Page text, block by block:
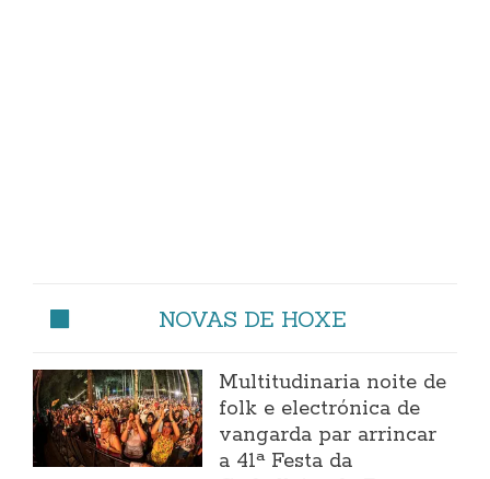
NOVAS DE HOXE
Multitudinaria noite de
folk e electrónica de
vangarda par arrincar
a 41ª Festa da